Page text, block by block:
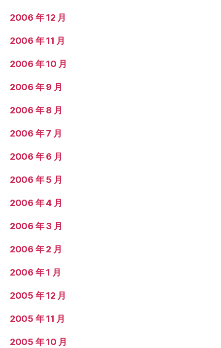
2006 年 12 月
2006 年 11 月
2006 年 10 月
2006 年 9 月
2006 年 8 月
2006 年 7 月
2006 年 6 月
2006 年 5 月
2006 年 4 月
2006 年 3 月
2006 年 2 月
2006 年 1 月
2005 年 12 月
2005 年 11 月
2005 年 10 月